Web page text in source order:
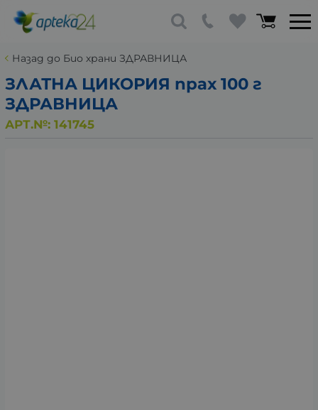
Назад до Био храни ЗДРАВНИЦА
ЗЛАТНА ЦИКОРИЯ прах 100 г
ЗДРАВНИЦА
АРТ.№: 141745